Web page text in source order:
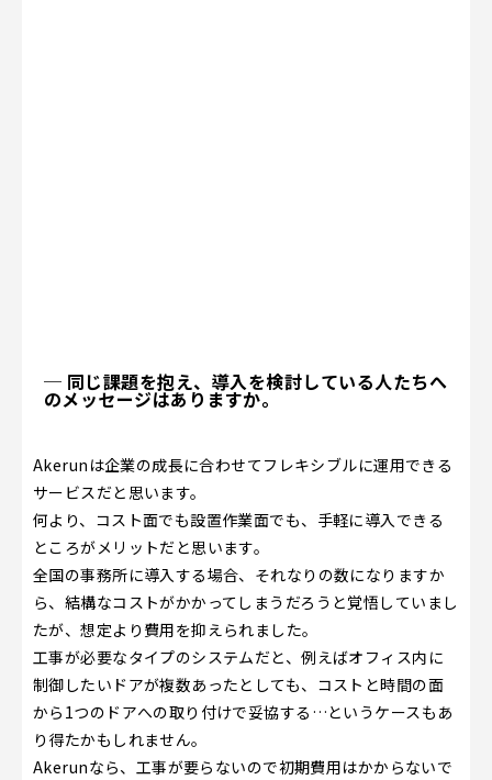
─ 同じ課題を抱え、導入を検討している人たちへ
のメッセージはありますか。
Akerunは企業の成長に合わせてフレキシブルに運用できる
サービスだと思います。
何より、コスト面でも設置作業面でも、手軽に導入できる
ところがメリットだと思います。
全国の事務所に導入する場合、それなりの数になりますか
ら、結構なコストがかかってしまうだろうと覚悟していまし
たが、想定より費用を抑えられました。
工事が必要なタイプのシステムだと、例えばオフィス内に
制御したいドアが複数あったとしても、コストと時間の面
から1つのドアへの取り付けで妥協する…というケースもあ
り得たかもしれません。
Akerunなら、工事が要らないので初期費用はかからないで